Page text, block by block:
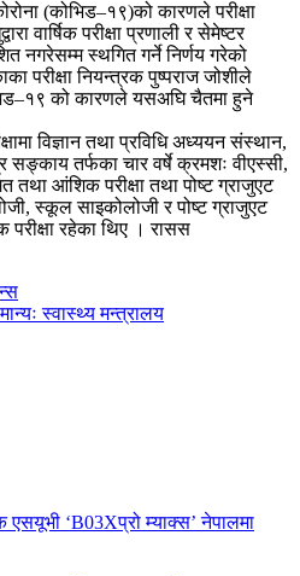
(कोभिड–१९)को कारणले परीक्षा
वार्षिक परीक्षा प्रणाली र सेमेष्टर
नगरेसम्म स्थगित गर्ने निर्णय गरेको
परीक्षा नियन्त्रक पुष्पराज जोशीले
को कारणले यसअघि चैतमा हुने
विज्ञान तथा प्रविधि अध्ययन संस्थान,
सङ्काय तर्फका चार वर्षे क्रमशः वीएस्सी,
तथा आंशिक परीक्षा तथा पोष्ट ग्राजुएट
स्कूल साइकोलोजी र पोष्ट ग्राजुएट
रहेका थिए । रासस
स्वास्थ्य मन्त्रालय